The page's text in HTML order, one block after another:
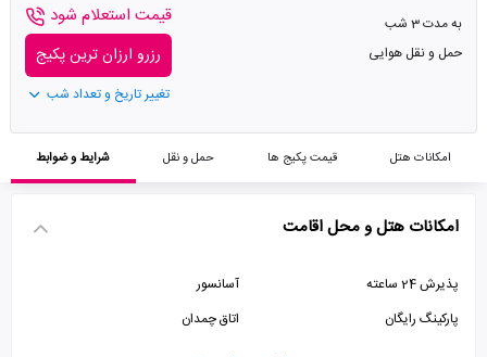
به مدت 3 شب
حمل و نقل هوایی
قیمت استعلام شود
رزرو ارزان ترین پکیج
تغییر تاریخ و تعداد شب
امکانات هتل قیمت پکیج ها حمل و نقل شرایط و ضوابط
امکانات هتل و محل اقامت
پذیرش 24 ساعته
آسانسور
پارکینگ رایگان
اتاق چمدان